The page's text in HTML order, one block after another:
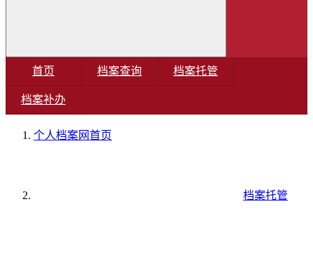
首页 档案查询 档案托管
档案补办
个人档案网首页
档案托管